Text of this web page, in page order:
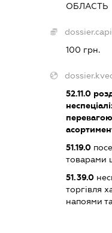
ОБЛАСТЬ
100 грн.
52.11.0
51.19.0
товарами
51.39.0
торгівля
напоями